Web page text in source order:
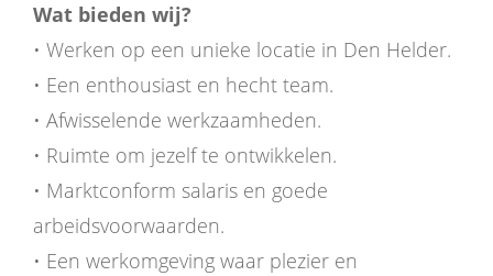
Wat bieden wij?
• Werken op een unieke locatie in Den Helder.
• Een enthousiast en hecht team.
• Afwisselende werkzaamheden.
• Ruimte om jezelf te ontwikkelen.
• Marktconform salaris en goede
arbeidsvoorwaarden.
• Een werkomgeving waar plezier en